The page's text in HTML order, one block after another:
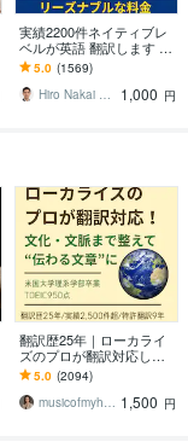
実績2200件ネイティブレ
ベルが英語 翻訳します 3
円／文字 TOEIC940ビジ
ネス経験ある翻訳プロが
対応
5.0 (1569)
Hiro Nakai 翻訳アップデート
1,000 円
翻訳歴25年｜ローカライ
ズのプロが翻訳対応しま
す 翻訳を超えたローカラ
イゼーションで自然な表
現に仕上げます
5.0 (2094)
musicofmyheart 1,500 円